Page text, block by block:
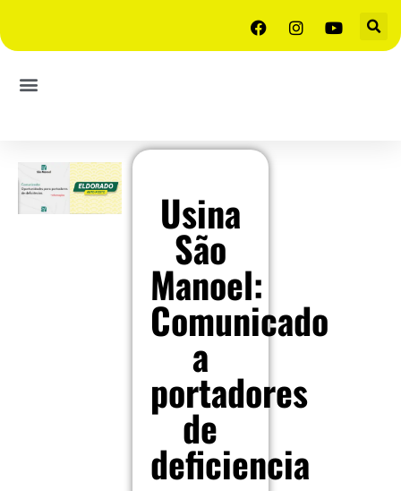
Usina
São
Manoel:
Comunicado
a
portadores
de
deficiencia